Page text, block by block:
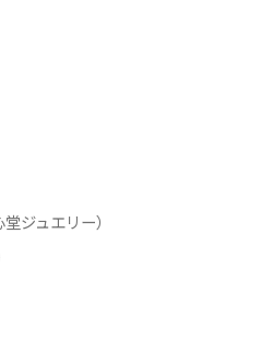
ジュエリー）